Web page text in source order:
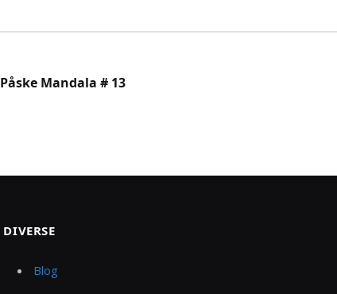
Påske Mandala # 13
DIVERSE
Blog